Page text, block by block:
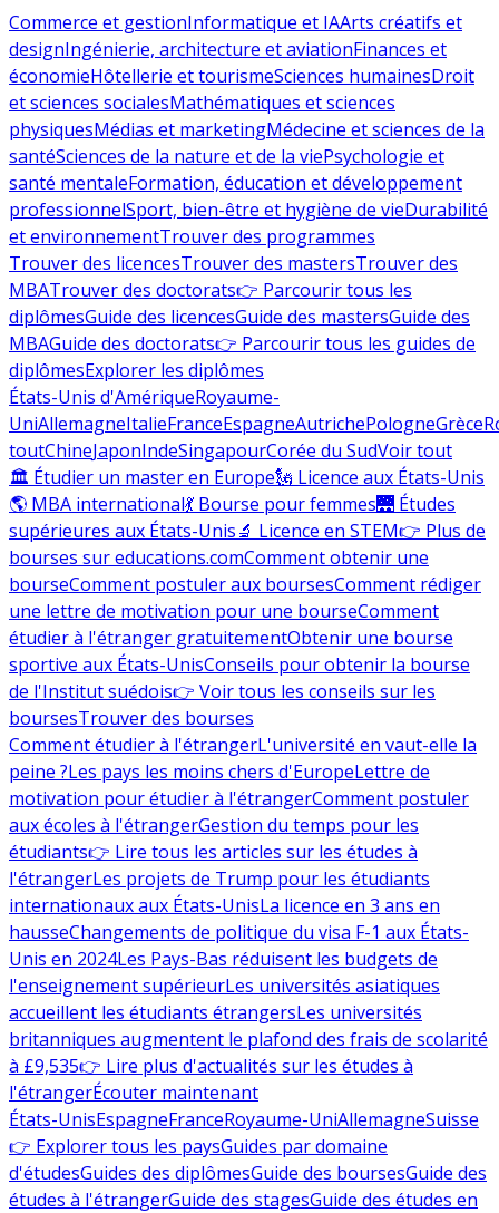
Commerce et gestionInformatique et IAArts créatifs et
designIngénierie, architecture et aviationFinances et
économieHôtellerie et tourismeSciences humainesDroit
et sciences socialesMathématiques et sciences
physiquesMédias et marketingMédecine et sciences de la
santéSciences de la nature et de la viePsychologie et
santé mentaleFormation, éducation et développement
professionnelSport, bien-être et hygiène de vieDurabilité
et environnementTrouver des programmes
Trouver des licencesTrouver des mastersTrouver des
MBATrouver des doctorats👉 Parcourir tous les
diplômesGuide des licencesGuide des mastersGuide des
MBAGuide des doctorats👉 Parcourir tous les guides de
diplômesExplorer les diplômes
États-Unis d'AmériqueRoyaume-
UniAllemagneItalieFranceEspagneAutrichePologneGrèce
toutChineJaponIndeSingapourCorée du SudVoir tout
🏛 Étudier un master en Europe🗽 Licence aux États-Unis
🌎 MBA international💃 Bourse pour femmes🌉 Études
supérieures aux États-Unis🔬 Licence en STEM👉 Plus de
bourses sur educations.comComment obtenir une
bourseComment postuler aux boursesComment rédiger
une lettre de motivation pour une bourseComment
étudier à l'étranger gratuitementObtenir une bourse
sportive aux États-UnisConseils pour obtenir la bourse
de l'Institut suédois👉 Voir tous les conseils sur les
boursesTrouver des bourses
Comment étudier à l'étrangerL'université en vaut-elle la
peine ?Les pays les moins chers d'EuropeLettre de
motivation pour étudier à l'étrangerComment postuler
aux écoles à l'étrangerGestion du temps pour les
étudiants👉 Lire tous les articles sur les études à
l'étrangerLes projets de Trump pour les étudiants
internationaux aux États-UnisLa licence en 3 ans en
hausseChangements de politique du visa F-1 aux États-
Unis en 2024Les Pays-Bas réduisent les budgets de
l'enseignement supérieurLes universités asiatiques
accueillent les étudiants étrangersLes universités
britanniques augmentent le plafond des frais de scolarité
à £9,535👉 Lire plus d'actualités sur les études à
l'étrangerÉcouter maintenant
États-UnisEspagneFranceRoyaume-UniAllemagneSuisse
👉 Explorer tous les paysGuides par domaine
d'étudesGuides des diplômesGuide des boursesGuide des
études à l'étrangerGuide des stagesGuide des études en